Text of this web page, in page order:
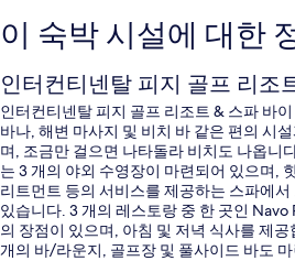
이 숙박 시설에 대한
인터컨티넨탈 피지 골프 리조
인터컨티넨탈 피지 골프 리조트 & 스파 바
바나, 해변 마사지 및 비치 바 같은 편의 시
며, 조금만 걸으면 나타돌라 비치도 나옵니
는 3 개의 야외 수영장이 마련되어 있으며,
리트먼트 등의 서비스를 제공하는 스파에
있습니다. 3 개의 레스토랑 중 한 곳인
의 장점이 있으며, 아침 및 저녁 식사를 제
개의 바/라운지, 골프장 및 풀사이드 바도